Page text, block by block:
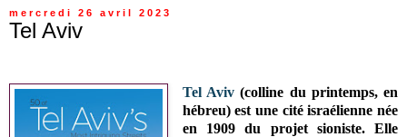
mercredi 26 avril 2023
Tel Aviv
Tel Aviv (colline du printemps, en
hébreu) est une cité israélienne née
en 1909 du projet sioniste. Elle